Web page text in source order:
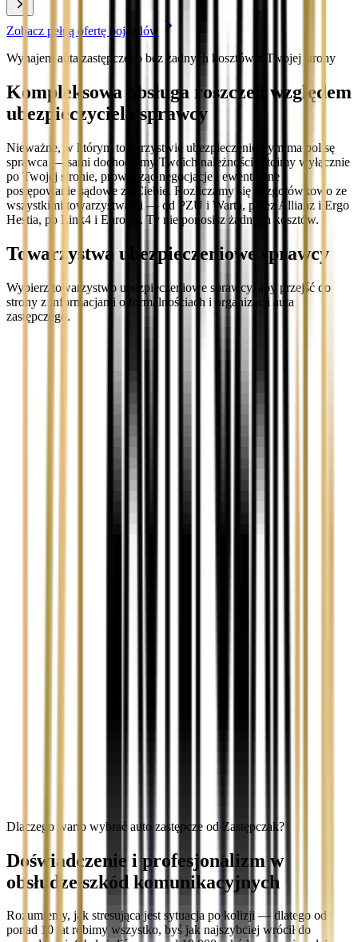
Zobacz pełną ofertę pojazdów
Wynajem auta zastępczego bez żadnych kosztów z Twojej strony
Kompleksowa obsługa roszczeń względem
ubezpieczyciela sprawcy
Nieważne, w którym towarzystwie ubezpieczeniowym ma polisę
sprawca — sami dochodzimy Twoich należności. Stoimy wyłącznie
po Twojej stronie, prowadząc negocjacje i ewentualne
postępowanie sądowe za Ciebie. Rozliczamy się bezgotówkowo ze
wszystkimi towarzystwami — od PZU i Warta, przez Allianz i Ergo
Hestia, po Link4 i Euroins. Ty nie ponosisz żadnych kosztów.
Towarzystwa ubezpieczeniowe sprawcy
Wybierz towarzystwo ubezpieczeniowe sprawcy, aby przejść do
strony z informacjami o formalnościach i organizacji auta
zastępczego.
Dlaczego warto wybrać auto zastępcze od Zastępczak?
Doświadczenie i profesjonalizm w
obsłudze szkód komunikacyjnych
Rozumiemy, jak stresująca jest sytuacja po kolizji — dlatego od
ponad 10 lat robimy wszystko, byś jak najszybciej wrócił do